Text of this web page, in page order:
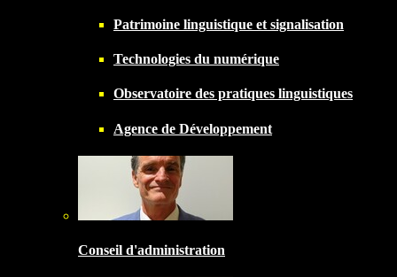
Patrimoine linguistique et signalisation
Technologies du numérique
Observatoire des pratiques linguistiques
Agence de Développement
Conseil d'administration